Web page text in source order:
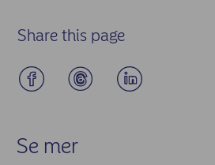
Share this page
Se mer